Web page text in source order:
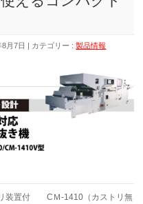
月7日 カテゴリー :製品情報
装置付
CＭ-1410（カストリ無し